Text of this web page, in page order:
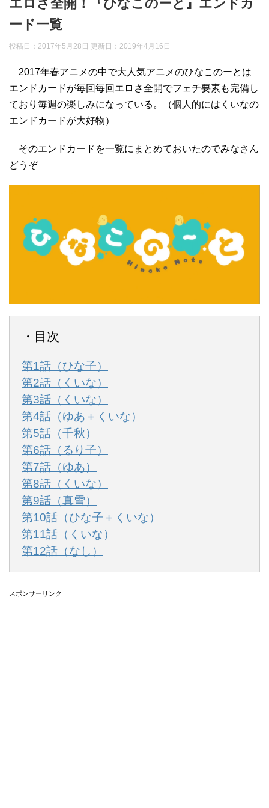
エロさ全開！『ひなこのーと』エンドカ
ード一覧
投稿日：2017年5月28日 更新日： 2019年4月16日
2017年春アニメの中で大人気アニメのひなこのーとは
エンドカードが毎回毎回エロさ全開でフェチ要素も完備し
ており毎週の楽しみになっている。（個人的にはくいなの
エンドカードが大好物）
そのエンドカードを一覧にまとめておいたのでみなさん
どうぞ
・目次
第1話（ひな子）
第2話（くいな）
第3話（くいな）
第4話（ゆあ＋くいな）
第5話（千秋）
第6話（るり子）
第7話（ゆあ）
第8話（くいな）
第9話（真雪）
第10話（ひな子＋くいな）
第11話（くいな）
第12話（なし）
スポンサーリンク